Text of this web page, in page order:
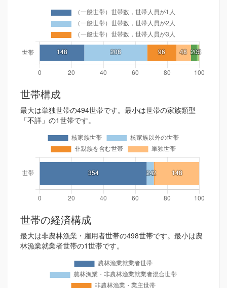
世帯構成
最大は単独世帯の494世帯です。最小は世帯の家族類型
「不詳」の1世帯です。
世帯の経済構成
最大は非農林漁業・雇用者世帯の498世帯です。最小は農
林漁業就業者世帯の1世帯です。